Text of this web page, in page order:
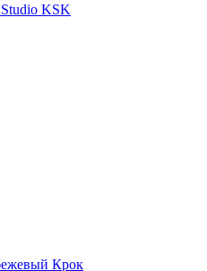
KSK